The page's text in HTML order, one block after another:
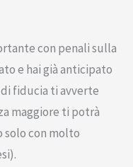
con penali sulla
e hai già anticipato
fiducia ti avverte
maggiore ti potrà
solo con molto